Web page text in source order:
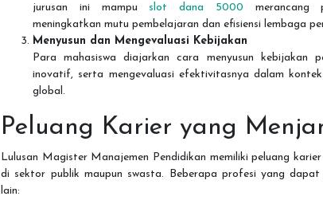
jurusan ini mampu slot dana 5000 merancang
meningkatkan mutu pembelajaran dan efisiensi lembaga
Menyusun dan Mengevaluasi Kebijakan
Para mahasiswa diajarkan cara menyusun kebijakan
inovatif, serta mengevaluasi efektivitasnya dalam
global.
Peluang Karier yang
Lulusan Magister Manajemen Pendidikan memiliki peluang
di sektor publik maupun swasta. Beberapa profesi yang
lain: